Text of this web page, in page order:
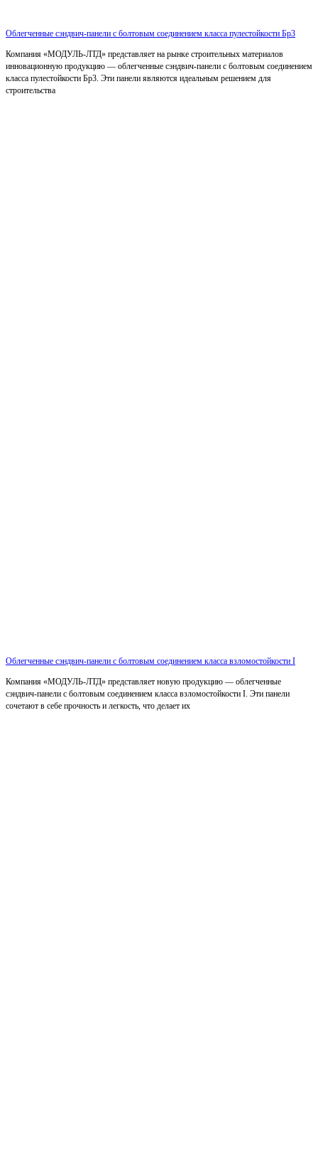
Облегченные сэндвич-панели с болтовым соединением класса пулестойкости Бр3
Компания «МОДУЛЬ-ЛТД» представляет на рынке строительных материалов
инновационную продукцию — облегченные сэндвич-панели с болтовым соединением
класса пулестойкости Бр3. Эти панели являются идеальным решением для
строительства
Облегченные сэндвич-панели с болтовым соединением класса взломостойкости I
Компания «МОДУЛЬ-ЛТД» представляет новую продукцию — облегченные
сэндвич-панели с болтовым соединением класса взломостойкости I. Эти панели
сочетают в себе прочность и легкость, что делает их